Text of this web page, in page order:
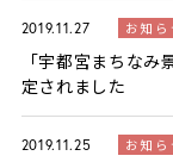
2019.11.27 お知ら
「宇都宮まちな
定されました
2019.11.25 お知ら